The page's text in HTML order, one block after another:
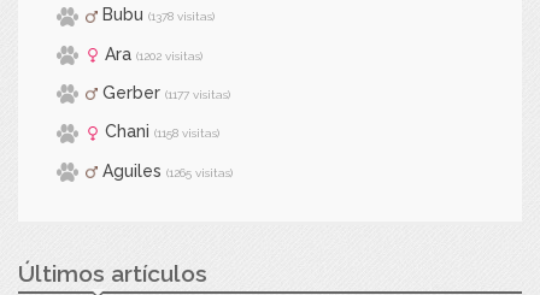
Bubu (1378 visitas)
Ara (1202 visitas)
Gerber (1177 visitas)
Chani (1158 visitas)
Aguiles (1265 visitas)
Últimos artículos